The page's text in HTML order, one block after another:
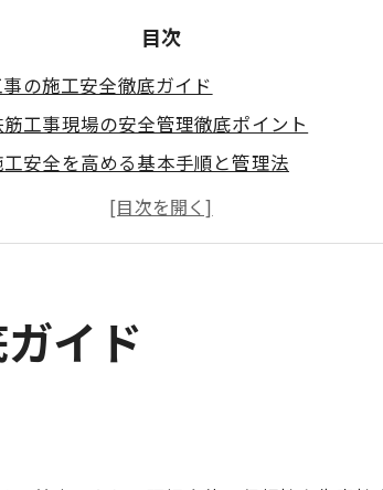
目次
の施工安全徹底ガイド
筋工事現場の安全管理徹底ポイント
安全を高める基本手順と管理法
筋工事における作業前安全確認の重要性
安全管理マニュアル実践のコツ
伸ばす安全管理の秘訣
工事現場力強化に欠かせない安全管理術
イド